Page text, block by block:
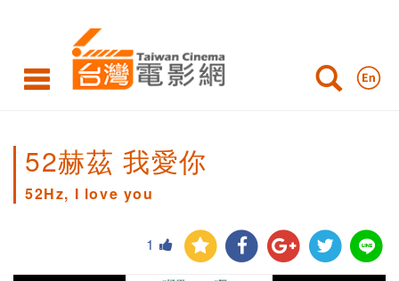
52赫茲 我愛你
52Hz, I love you
1